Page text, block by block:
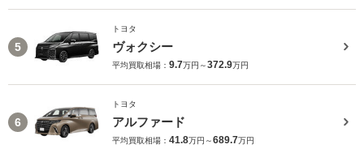
5
トヨタ
ヴォクシー
平均買取相場： 9.7万円～372.9万円
6
トヨタ
アルファード
平均買取相場： 41.8万円～689.7万円